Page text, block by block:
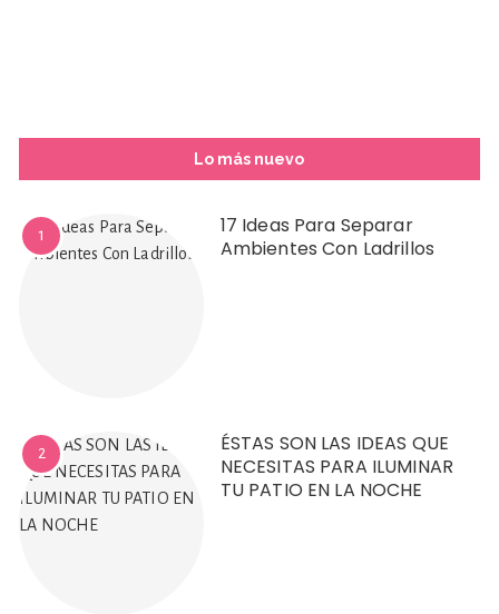
Lo más nuevo
1
17 Ideas Para Separar
Ambientes Con Ladrillos
2
ÉSTAS SON LAS IDEAS QUE
NECESITAS PARA ILUMINAR
TU PATIO EN LA NOCHE